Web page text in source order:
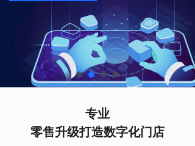
专业
零售升级打造数字化门店